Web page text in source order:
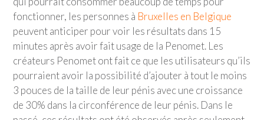
fonctionner, les personnes à Bruxelles en Belgique
peuvent anticiper pour voir les résultats dans 15
minutes après avoir fait usage de la Penomet. Les
créateurs Penomet ont fait ce que les utilisateurs qu’ils
pourraient avoir la possibilité d’ajouter à tout le moins
3 pouces de la taille de leur pénis avec une croissance
de 30% dans la circonférence de leur pénis. Dans le